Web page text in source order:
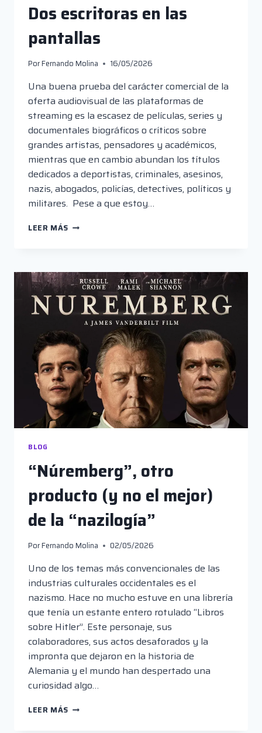
Dos escritoras en las
pantallas
PorFernando Molina 16/05/2026
Una buena prueba del carácter comercial de la
oferta audiovisual de las plataformas de
streaming es la escasez de películas, series y
documentales biográficos o críticos sobre
grandes artistas, pensadores y académicos,
mientras que en cambio abundan los títulos
dedicados a deportistas, criminales, asesinos,
nazis, abogados, policías, detectives, políticos y
militares. Pese a que estoy…
LEER MÁS DOS
PANTALLAS
BLOG
“Núremberg”, otro
producto (y no el mejor)
de la “nazilogía”
PorFernando Molina 02/05/2026
Uno de los temas más convencionales de las
industrias culturales occidentales es el
nazismo. Hace no mucho estuve en una librería
que tenía un estante entero rotulado “Libros
sobre Hitler”. Este personaje, sus
colaboradores, sus actos desaforados y la
impronta que dejaron en la historia de
Alemania y el mundo han despertado una
curiosidad algo…
LEER MÁS “NÚREMBERG”,